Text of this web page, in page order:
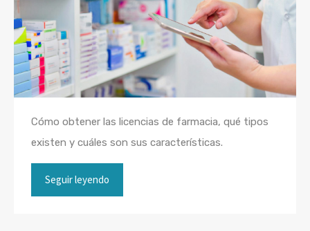
Cómo obtener las licencias de farmacia, qué tipos
existen y cuáles son sus características.
Seguir leyendo